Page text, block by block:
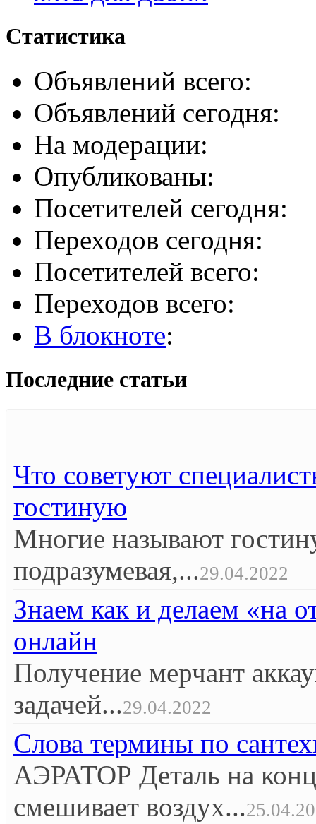
Статистика
Объявлений всего:
Объявлений сегодня:
На модерации:
Опубликованы:
Посетителей сегодня:
Переходов сегодня:
Посетителей всего:
Переходов всего:
В блокноте:
Последние статьи
Что советуют
гостиную
Многие называют
подразумевая,...29.04.2022
Знаем как и делаем «на
онлайн
Получение мерчант
задачей...29.04.2022
Слова термины по
АЭРАТОР Деталь на
смешивает воздух...